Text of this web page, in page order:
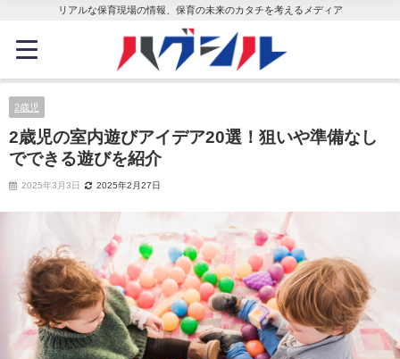
リアルな保育現場の情報、保育の未来のカタチを考えるメディア
2歳児
2歳児の室内遊びアイデア20選！狙いや準備なし
でできる遊びを紹介
2025年3月3日 2025年2月27日